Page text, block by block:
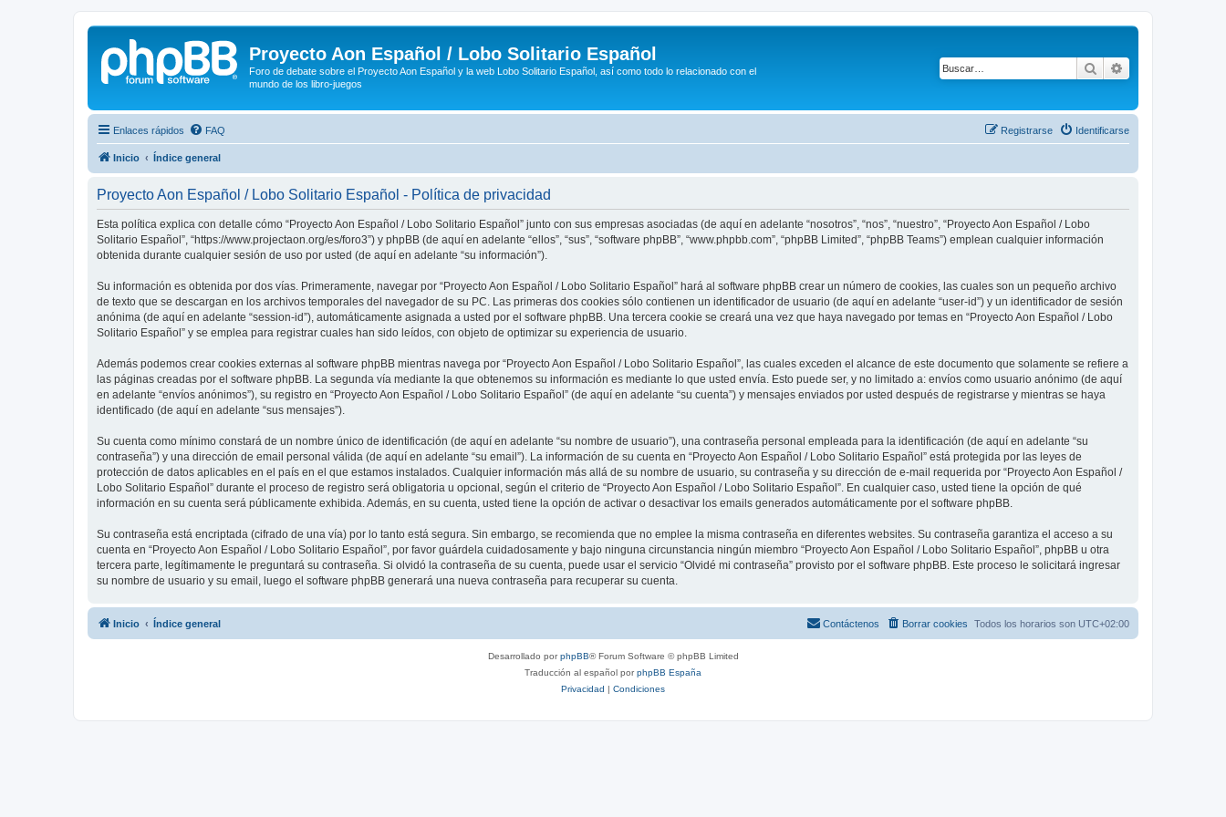
Proyecto Aon Español / Lobo Solitario Español
Foro de debate sobre el Proyecto Aon Español y la web Lobo Solitario Español, así como todo lo relacionado con el
mundo de los libro-juegos
Buscar
Enlaces rápidos FAQ Identificarse
Registrarse
Inicio Índice general
Proyecto Aon Español / Lobo Solitario Español - Política de privacidad
Esta política explica con detalle cómo “Proyecto Aon Español / Lobo Solitario Español” junto con sus empresas asociadas (de aquí en adelante “nosotros”, “nos”, “nuestro”, “Proyecto Aon Español / Lobo
Solitario Español”, “https://www.projectaon.org/es/foro3”) y phpBB (de aquí en adelante “ellos”, “sus”, “software phpBB”, “www.phpbb.com”, “phpBB Limited”, “phpBB Teams”) emplean cualquier información
obtenida durante cualquier sesión de uso por usted (de aquí en adelante “su información”).
Su información es obtenida por dos vías. Primeramente, navegar por “Proyecto Aon Español / Lobo Solitario Español” hará al software phpBB crear un número de cookies, las cuales son un pequeño archivo
de texto que se descargan en los archivos temporales del navegador de su PC. Las primeras dos cookies sólo contienen un identificador de usuario (de aquí en adelante “user-id”) y un identificador de sesión
anónima (de aquí en adelante “session-id”), automáticamente asignada a usted por el software phpBB. Una tercera cookie se creará una vez que haya navegado por temas en “Proyecto Aon Español / Lobo
Solitario Español” y se emplea para registrar cuales han sido leídos, con objeto de optimizar su experiencia de usuario.
Además podemos crear cookies externas al software phpBB mientras navega por “Proyecto Aon Español / Lobo Solitario Español”, las cuales exceden el alcance de este documento que solamente se refiere a
las páginas creadas por el software phpBB. La segunda vía mediante la que obtenemos su información es mediante lo que usted envía. Esto puede ser, y no limitado a: envíos como usuario anónimo (de aquí
en adelante “envíos anónimos”), su registro en “Proyecto Aon Español / Lobo Solitario Español” (de aquí en adelante “su cuenta”) y mensajes enviados por usted después de registrarse y mientras se haya
identificado (de aquí en adelante “sus mensajes”).
Su cuenta como mínimo constará de un nombre único de identificación (de aquí en adelante “su nombre de usuario”), una contraseña personal empleada para la identificación (de aquí en adelante “su
contraseña”) y una dirección de email personal válida (de aquí en adelante “su email”). La información de su cuenta en “Proyecto Aon Español / Lobo Solitario Español” está protegida por las leyes de
protección de datos aplicables en el país en el que estamos instalados. Cualquier información más allá de su nombre de usuario, su contraseña y su dirección de e-mail requerida por “Proyecto Aon Español /
Lobo Solitario Español” durante el proceso de registro será obligatoria u opcional, según el criterio de “Proyecto Aon Español / Lobo Solitario Español”. En cualquier caso, usted tiene la opción de qué
información en su cuenta será públicamente exhibida. Además, en su cuenta, usted tiene la opción de activar o desactivar los emails generados automáticamente por el software phpBB.
Su contraseña está encriptada (cifrado de una vía) por lo tanto está segura. Sin embargo, se recomienda que no emplee la misma contraseña en diferentes websites. Su contraseña garantiza el acceso a su
cuenta en “Proyecto Aon Español / Lobo Solitario Español”, por favor guárdela cuidadosamente y bajo ninguna circunstancia ningún miembro “Proyecto Aon Español / Lobo Solitario Español”, phpBB u otra
tercera parte, legítimamente le preguntará su contraseña. Si olvidó la contraseña de su cuenta, puede usar el servicio “Olvidé mi contraseña” provisto por el software phpBB. Este proceso le solicitará ingresar
su nombre de usuario y su email, luego el software phpBB generará una nueva contraseña para recuperar su cuenta.
Inicio Índice general Todos los horarios son UTC+02:00
Borrar cookies
Contáctenos
Desarrollado porphpBB® Forum Software © phpBB Limited
Traducción al español porphpBB España
Privacidad | Condiciones